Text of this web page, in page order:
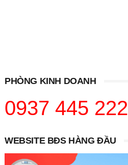
PHÒNG KINH DOANH
0937 445 222
WEBSITE BĐS HÀNG ĐẦU